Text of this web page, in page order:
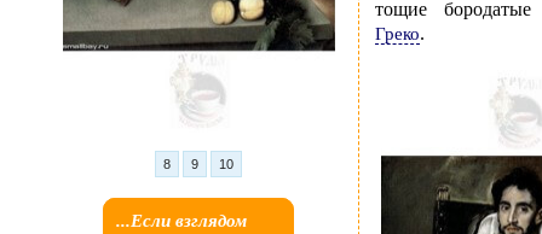
8 9 10
...Если взглядом
тощие
Греко.